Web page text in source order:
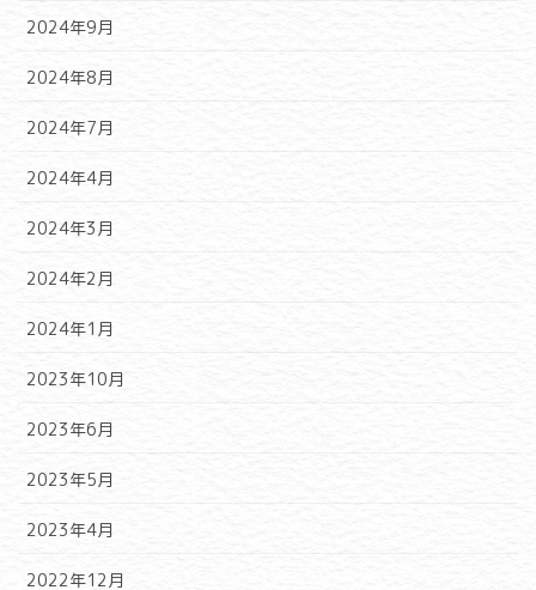
2024年9月
2024年8月
2024年7月
2024年4月
2024年3月
2024年2月
2024年1月
2023年10月
2023年6月
2023年5月
2023年4月
2022年12月